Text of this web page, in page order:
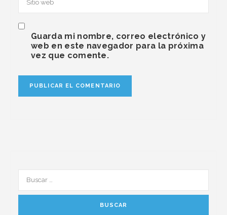
Guarda mi nombre, correo electrónico y
web en este navegador para la próxima
vez que comente.